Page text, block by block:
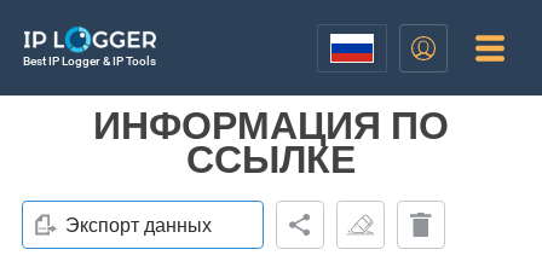
Best IP Logger & IP Tools
ИНФОРМАЦИЯ ПО
ССЫЛКЕ
Экспорт данных